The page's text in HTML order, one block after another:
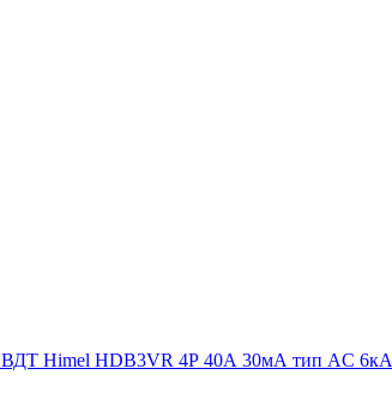
ВДТ Himel HDB3VR 4Р 40А 30мА тип AC 6кА